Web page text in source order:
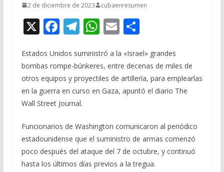
2 de diciembre de 2023 cubaenresumen
X F
e
b
o
o
k
T
e
gr
a
m
W
at
s
A
p
E
ai
l
C
m
p
ar
r
Estados Unidos suministró a la «Israel» grandes
bombas rompe-búnkeres, entre decenas de miles de
otros equipos y proyectiles de artillería, para emplearlas
en la guerra en curso en Gaza, apuntó el diario The
Wall Street Journal.
Funcionarios de Washington comunicaron al periódico
estadounidense que el suministro de armas comenzó
poco después del ataque del 7 de octubre, y continuó
hasta los últimos días previos a la tregua.